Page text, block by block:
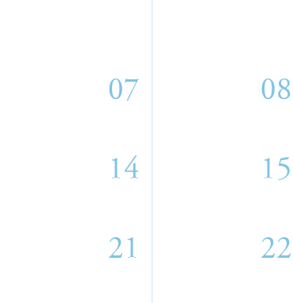
07 08
14
15
21
22